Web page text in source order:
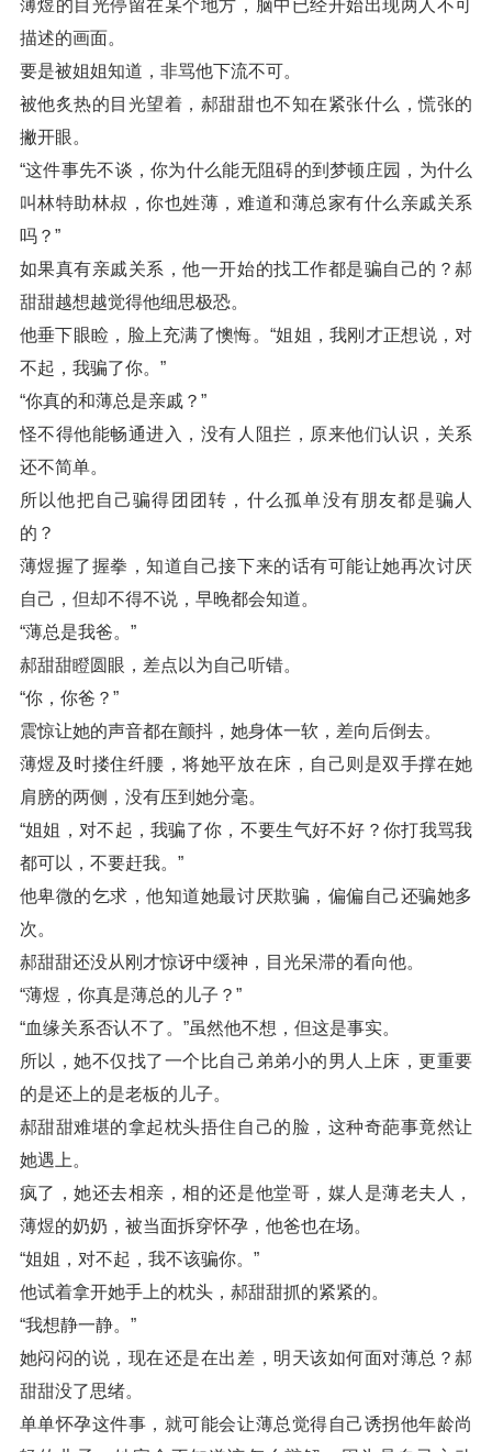
薄煜的目光停留在某个地方，脑中已经开始出现两人不可
描述的画面。
要是被姐姐知道，非骂他下流不可。
被他炙热的目光望着，郝甜甜也不知在紧张什么，慌张的
撇开眼。
“这件事先不谈，你为什么能无阻碍的到梦顿庄园，为什么
叫林特助林叔，你也姓薄，难道和薄总家有什么亲戚关系
吗？”
如果真有亲戚关系，他一开始的找工作都是骗自己的？郝
甜甜越想越觉得他细思极恐。
他垂下眼睑，脸上充满了懊悔。“姐姐，我刚才正想说，对
不起，我骗了你。”
“你真的和薄总是亲戚？”
怪不得他能畅通进入，没有人阻拦，原来他们认识，关系
还不简单。
所以他把自己骗得团团转，什么孤单没有朋友都是骗人
的？
薄煜握了握拳，知道自己接下来的话有可能让她再次讨厌
自己，但却不得不说，早晚都会知道。
“薄总是我爸。”
郝甜甜瞪圆眼，差点以为自己听错。
“你，你爸？”
震惊让她的声音都在颤抖，她身体一软，差向后倒去。
薄煜及时搂住纤腰，将她平放在床，自己则是双手撑在她
肩膀的两侧，没有压到她分毫。
“姐姐，对不起，我骗了你，不要生气好不好？你打我骂我
都可以，不要赶我。”
他卑微的乞求，他知道她最讨厌欺骗，偏偏自己还骗她多
次。
郝甜甜还没从刚才惊讶中缓神，目光呆滞的看向他。
“薄煜，你真是薄总的儿子？”
“血缘关系否认不了。”虽然他不想，但这是事实。
所以，她不仅找了一个比自己弟弟小的男人上床，更重要
的是还上的是老板的儿子。
郝甜甜难堪的拿起枕头捂住自己的脸，这种奇葩事竟然让
她遇上。
疯了，她还去相亲，相的还是他堂哥，媒人是薄老夫人，
薄煜的奶奶，被当面拆穿怀孕，他爸也在场。
“姐姐，对不起，我不该骗你。”
他试着拿开她手上的枕头，郝甜甜抓的紧紧的。
“我想静一静。”
她闷闷的说，现在还是在出差，明天该如何面对薄总？郝
甜甜没了思绪。
单单怀孕这件事，就可能会让薄总觉得自己诱拐他年龄尚